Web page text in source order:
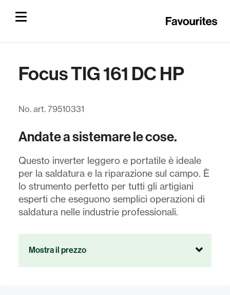
Focus TIG 161 DC HP
No. art. 79510331
Andate a sistemare le cose.
Questo inverter leggero e portatile è ideale
per la saldatura e la riparazione sul campo. È
lo strumento perfetto per tutti gli artigiani
esperti che eseguono semplici operazioni di
saldatura nelle industrie professionali.
Mostra il prezzo